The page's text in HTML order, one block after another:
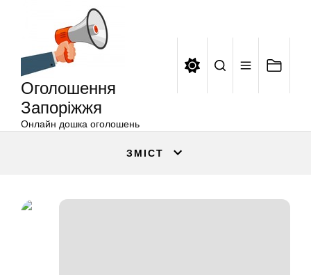
Оголошення
Запоріжжя
Онлайн дошка оголошень
ЗМІСТ